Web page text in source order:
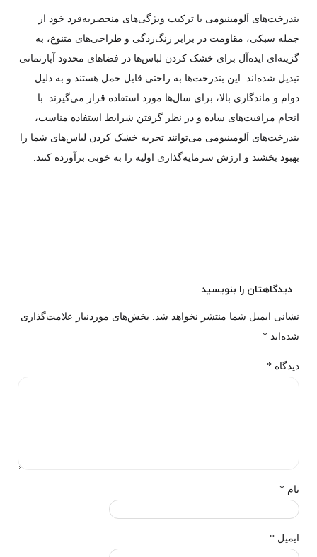
بندرخت‌های آلومینیومی با ترکیب ویژگی‌های منحصربه‌فرد خود از
جمله سبکی، مقاومت در برابر زنگ‌زدگی و طراحی‌های متنوع، به
گزینه‌ای ایده‌آل برای خشک کردن لباس‌ها در فضاهای محدود آپارتمانی
تبدیل شده‌اند. این بندرخت‌ها به راحتی قابل حمل هستند و به دلیل
دوام و ماندگاری بالا، برای سال‌ها مورد استفاده قرار می‌گیرند. با
انجام مراقبت‌های ساده و در نظر گرفتن شرایط استفاده مناسب،
بندرخت‌های آلومینیومی می‌توانند تجربه خشک کردن لباس‌های شما را
بهبود بخشند و ارزش سرمایه‌گذاری اولیه را به خوبی برآورده کنند.
دیدگاهتان را بنویسید
نشانی ایمیل شما منتشر نخواهد شد. بخش‌های موردنیاز علامت‌گذاری
شده‌اند *
دیدگاه *
نام *
ایمیل *